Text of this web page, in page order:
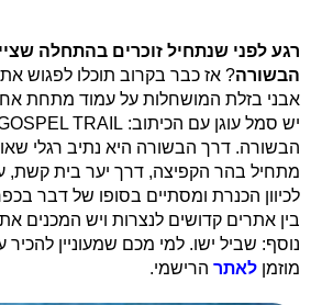
רגע לפני שנתחיל זוכרים בהתחלה
הבשורה? אז כבר בקרוב תוכלו לפגוש
אבני בזלת המושחלות על עמוד מתחת
מתחיל בהר הקפיצה, דרך יער בית קשת,
לכיוון הכנרת ומסתיים בסופו של דבר
בין אתרים קדושים לנצרות ויש המכנים
נוסף: שביל ישו. למי מכם שמעוניין להכיר
מוזמן לאתר הרישמי.